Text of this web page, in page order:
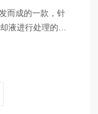
而成的一款，针
液进行处理的一
质影响工件精度